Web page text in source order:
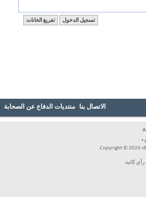
منتديات الدفاع عن الصحابة الأرشيف الأعلى